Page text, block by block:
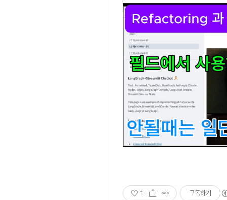
1 구독하기